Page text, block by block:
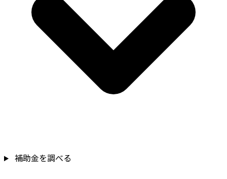
補助金を調べる